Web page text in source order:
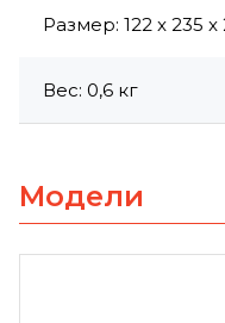
Размер: 122 x 235
Вес: 0,6 кг
Модели